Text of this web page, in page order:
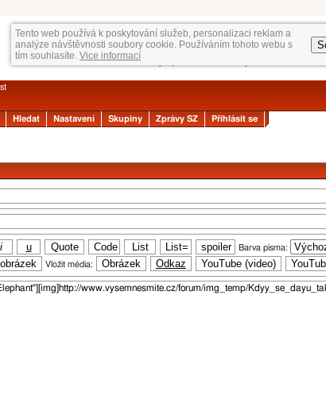
Tento web používá k poskytování služeb, personalizaci reklam a
analýze návštěvnosti soubory cookie. Používáním tohoto webu s
tím souhlasíte. Vice informací
Hledat Nastavení Skupiny Zprávy SZ
Přihlásit se
Barva písma:
Vložit média: